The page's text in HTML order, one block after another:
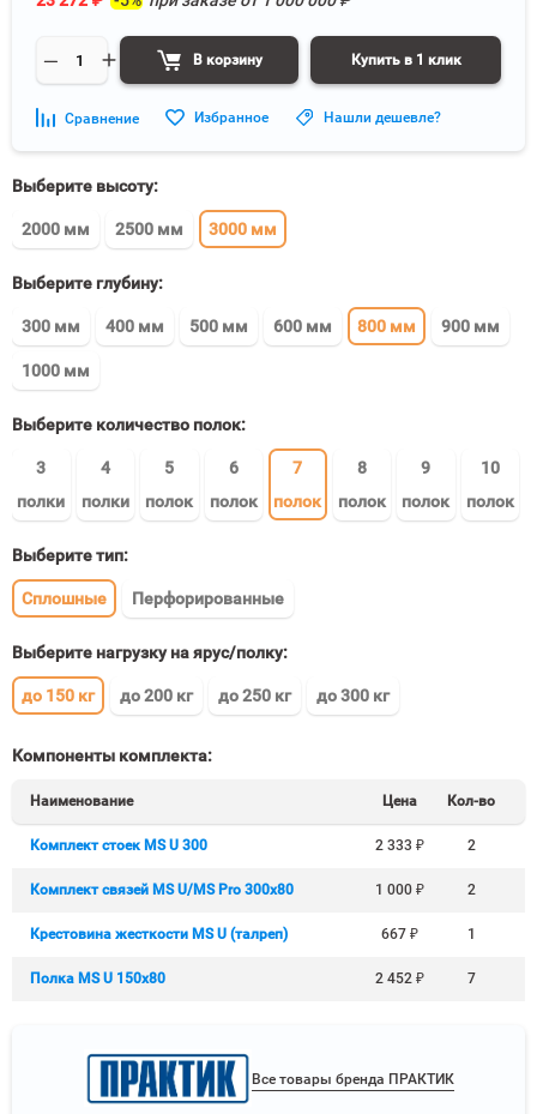
В корзину Купить в 1 клик
Сравнение Избранное Нашли дешевле?
Выберите высоту:
2000 мм 2500 мм 3000 мм
Выберите глубину:
300 мм 400 мм 500 мм 600 мм 800 мм 900 мм
1000 мм
Выберите количество полок:
3
полки
4
полки
5
полок
6
полок
7
полок
8
полок
9
полок
10
полок
Выберите тип:
Сплошные Перфорированные
Выберите нагрузку на ярус/полку:
до 150 кг до 200 кг до 250 кг до 300 кг
Компоненты комплекта:
Наименование Цена Кол-во
Комплект стоек MS U 300 2 333 ₽ 2
Комплект связей MS U/MS Pro 300x80 1 000 ₽ 2
Крестовина жесткости MS U (талреп) 667 ₽ 1
Полка MS U 150х80 2 452 ₽ 7
Все товары бренда ПРАКТИК